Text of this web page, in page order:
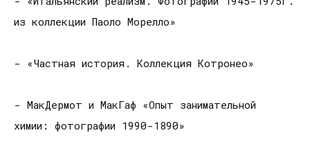
из коллекции Паоло Морелло»
- «Частная история. Коллекция Котронео»
- МакДермот и МакГаф «Опыт занимательной
химии: фотографии 1990-1890»